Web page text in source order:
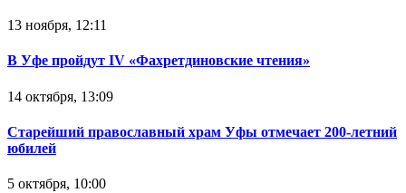
13 ноября, 12:11
В Уфе пройдут IV «Фахретдиновские чтения»
14 октября, 13:09
Старейший православный храм Уфы отмечает 200-летний
юбилей
5 октября, 10:00